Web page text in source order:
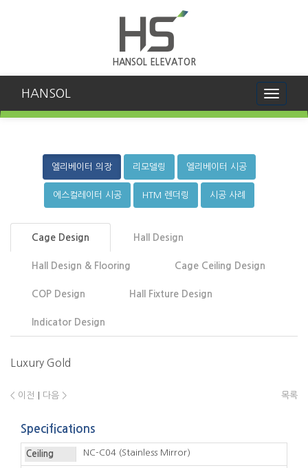
HANSOL ELEVATOR
Toggle
HANSOL
엘리베이터 의장 리모델링 엘리베이터 시공
에스컬레이터 시공 HTM 렌더링 시공 사례
Cage Design Hall Design
Hall Design & Flooring Cage Ceiling Design
COP Design Hall Fixture Design
Indicator Design
Luxury Gold
< 이전 다음 > 목록
Specifications
Ceiling NC-C04 (Stainless Mirror)